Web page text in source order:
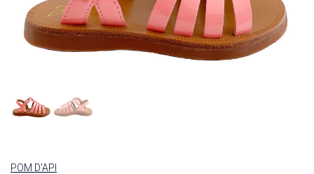
POM D'API